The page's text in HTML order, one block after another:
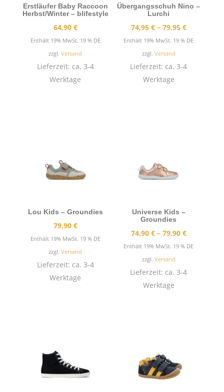
Erstläufer Baby Raccoon
Herbst/Winter – blifestyle
64,90 €
Enthält 19% MwSt. 19 % DE
zzgl.Versand
Lieferzeit: ca. 3-4
Werktage
Übergangsschuh Nino –
Lurchi
74,95 € – 79,95 €
74,95 €
79,95 €
Enthält 19% MwSt. 19 % DE
zzgl. Versand
Lieferzeit: ca. 3-4
Werktage
Lou Kids – Groundies
79,90 €
Enthält 19% MwSt. 19 % DE
zzgl.Versand
Lieferzeit: ca. 3-4
Werktage
Universe Kids –
Groundies
74,90 € – 79,90 €
74,90 €
79,90 €
Enthält 19% MwSt. 19 % DE
zzgl. Versand
Lieferzeit: ca. 3-4
Werktage